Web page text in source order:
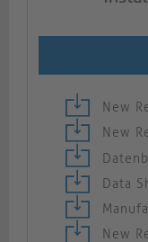
New
New
Data
New